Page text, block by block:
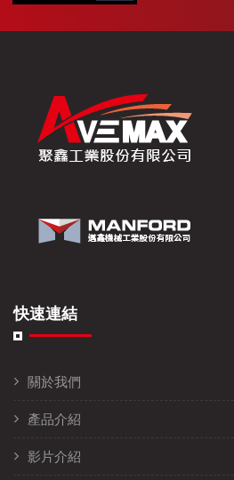
快速連結
關於我們
產品介紹
影片介紹